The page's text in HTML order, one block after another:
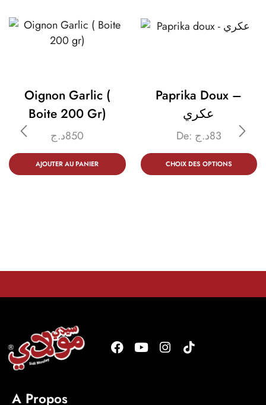
Oignon Garlic (
Boite 200 Gr)
850د.ج
AJOUTER AU PANIER
Paprika Doux –
عكري
De: 83د.ج
CHOIX DES OPTIONS
A Propos